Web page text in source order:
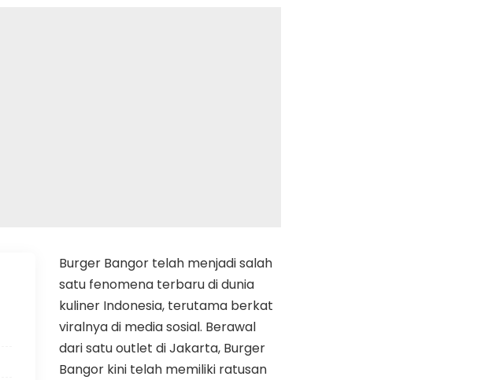
Burger Bangor telah menjadi salah
satu fenomena terbaru di dunia
kuliner Indonesia, terutama berkat
viralnya di media sosial. Berawal
dari satu outlet di Jakarta, Burger
Bangor kini telah memiliki ratusan